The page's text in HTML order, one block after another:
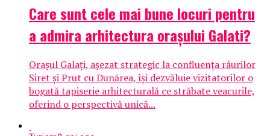
Care sunt cele mai bune locuri pentru
a admira arhitectura orașului Galati?
Orașul Galați, așezat strategic la confluența râurilor
Siret și Prut cu Dunărea, își dezvăluie vizitatorilor o
bogată tapiserie arhitecturală ce străbate veacurile,
oferind o perspectivă unică...